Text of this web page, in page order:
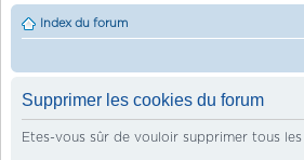
Index du forum
Supprimer les cookies du forum
Etes-vous sûr de vouloir supprimer tous